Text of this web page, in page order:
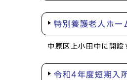
特別養護老人ホ
中原区上小田中に開
令和4年度短期入